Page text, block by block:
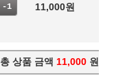
-1 11,000원
총 상품 금액 11,000 원